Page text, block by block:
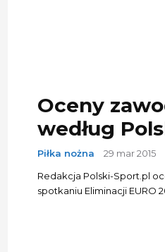
Oceny
według
Piłka nożna
29 mar 2015
Redakcja Polski-Sport.pl